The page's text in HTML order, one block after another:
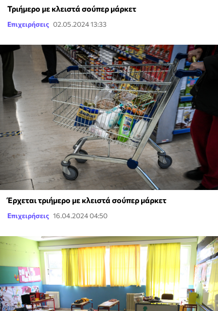
Τριήμερο με κλειστά σούπερ μάρκετ
Επιχειρήσεις 02.05.2024 13:33
Έρχεται τριήμερο με κλειστά σούπερ μάρκετ
Επιχειρήσεις 16.04.2024 04:50